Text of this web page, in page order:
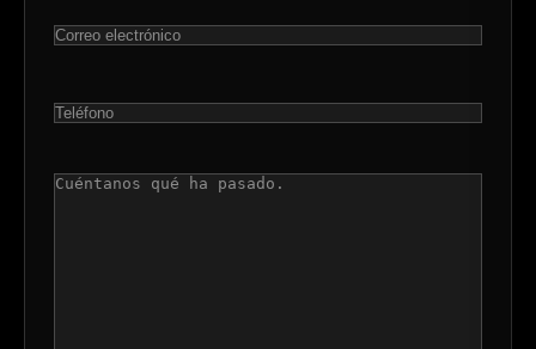
CORREO
ELECTRÓNICO(OBLIGATORIO)
TELÉFONO(OBLIGATORIO)
COMENTARIOS(OBLIGATORIO)